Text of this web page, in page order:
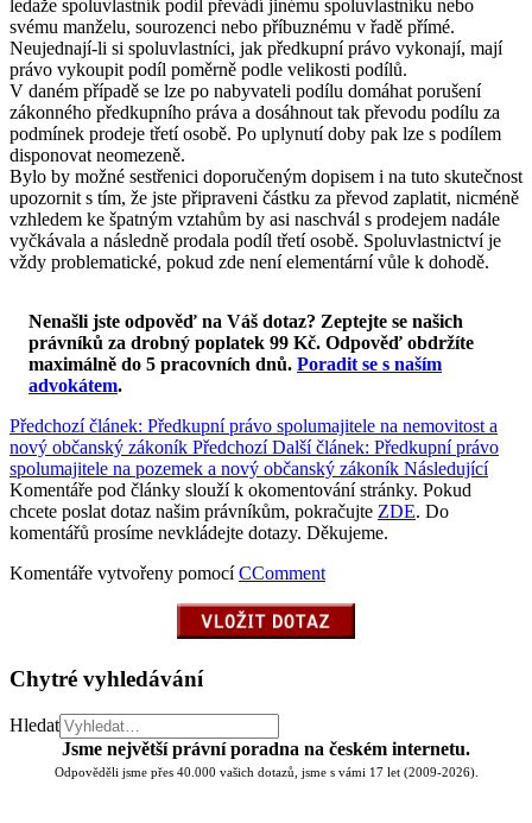
ledaže spoluvlastník podíl převádí jinému spoluvlastníku nebo
svému manželu, sourozenci nebo příbuznému v řadě přímé.
Neujednají-li si spoluvlastníci, jak předkupní právo vykonají, mají
právo vykoupit podíl poměrně podle velikosti podílů.
V daném případě se lze po nabyvateli podílu domáhat porušení
zákonného předkupního práva a dosáhnout tak převodu podílu za
podmínek prodeje třetí osobě. Po uplynutí doby pak lze s podílem
disponovat neomezeně.
Bylo by možné sestřenici doporučeným dopisem i na tuto skutečnost
upozornit s tím, že jste připraveni částku za převod zaplatit, nicméně
vzhledem ke špatným vztahům by asi naschvál s prodejem nadále
vyčkávala a následně prodala podíl třetí osobě. Spoluvlastnictví je
vždy problematické, pokud zde není elementární vůle k dohodě.
Nenašli jste odpověď na Váš dotaz? Zeptejte se našich
právníků za drobný poplatek 99 Kč. Odpověď obdržíte
maximálně do 5 pracovních dnů. Poradit se s naším
advokátem.
Předchozí článek: Předkupní právo spolumajitele na nemovitost a
nový občanský zákoník Předchozí Další článek: Předkupní právo
spolumajitele na pozemek a nový občanský zákoník Následující
Komentáře pod články slouží k okomentování stránky. Pokud
chcete poslat dotaz našim právníkům, pokračujte ZDE. Do
komentářů prosíme nevkládejte dotazy. Děkujeme.
Komentáře vytvořeny pomocíCComment
Chytré vyhledávání
Hledat
Jsme největší právní poradna na českém internetu.
Odpověděli jsme přes 40.000 vašich dotazů, jsme s vámi 17 let (2009-2026).